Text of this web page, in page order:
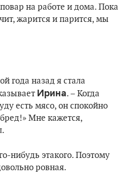
на работе и дома. Пока
жарится и парится, мы
года назад я стала
Ирина. – Когда
есть мясо, он спокойно
Мне кажется,
нибудь этакого. Поэтому
ровная.